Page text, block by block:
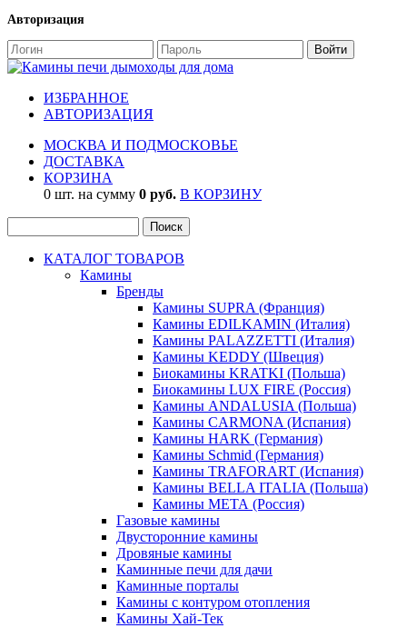
Авторизация
ИЗБРАННОЕ
АВТОРИЗАЦИЯ
МОСКВА И ПОДМОСКОВЬЕ
ДОСТАВКА
КОРЗИНА
0 шт. на сумму 0 руб. В КОРЗИНУ
КАТАЛОГ ТОВАРОВ
Камины
Бренды
Камины SUPRA (Франция)
Камины EDILKAMIN (Италия)
Камины PALAZZETTI (Италия)
Камины KEDDY (Швеция)
Биокамины KRATKI (Польша)
Биокамины LUX FIRE (Россия)
Камины ANDALUSIA (Польша)
Камины CARMONA (Испания)
Камины HARK (Германия)
Камины Schmid (Германия)
Камины TRAFORART (Испания)
Камины BELLA ITALIA (Польша)
Камины МЕТА (Россия)
Газовые камины
Двусторонние камины
Дровяные камины
Каминные печи для дачи
Каминные порталы
Камины с контуром отопления
Камины Хай-Тек